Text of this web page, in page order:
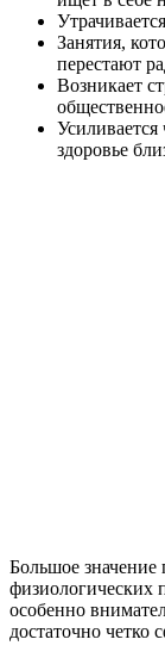
Занятия,
перестают
Возникает
Усиливается
здоровье
Большое значение
физиологических
особенно
достаточно четко